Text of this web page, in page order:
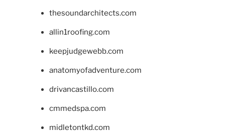
thesoundarchitects.com
allin1roofing.com
keepjudgewebb.com
anatomyofadventure.com
drivancastillo.com
cmmedspa.com
midletontkd.com